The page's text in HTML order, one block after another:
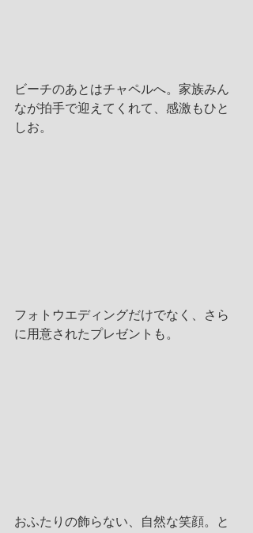
ビーチのあとはチャペルへ。家族みん
なが拍手で迎えてくれて、感激もひと
しお。
フォトウエディングだけでなく、さら
に用意されたプレゼントも。
おふたりの飾らない、自然な笑顔。と